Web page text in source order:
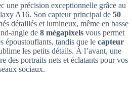
une précision exceptionnelle grâce au
A16. Son capteur principal de 50
détaillés et lumineux, même en basse
angle de 8 mégapixelsvous permet
époustouflants, tandis que le capteur
les petits détails. À l’avant, une
des portraits nets et éclatants pour vos
sociaux.